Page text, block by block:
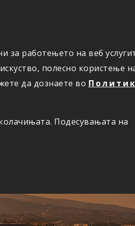
за работењето на веб
полесно користење
да дознаете во
Подесувањата на
ОНЛАЈН